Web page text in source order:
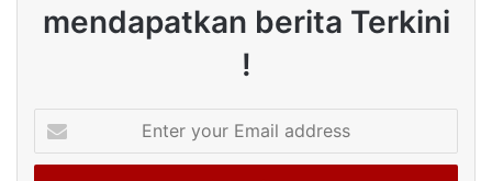
mendapatkan berita Terkini
!
your
Email